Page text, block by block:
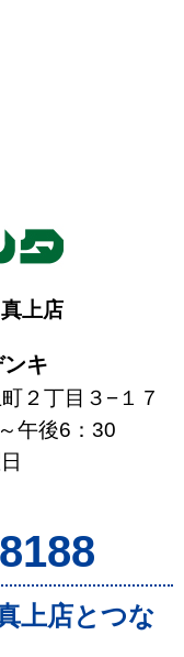
上店
ンキ
２丁目３−１７
午後6：30
上店とつな